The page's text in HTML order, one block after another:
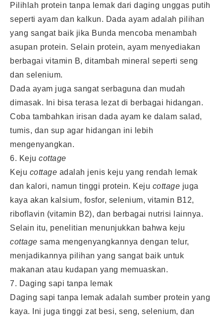
Pilihlah protein tanpa lemak dari daging unggas putih
seperti ayam dan kalkun. Dada ayam adalah pilihan
yang sangat baik jika Bunda mencoba menambah
asupan protein. Selain protein, ayam menyediakan
berbagai vitamin B, ditambah mineral seperti seng
dan selenium.
Dada ayam juga sangat serbaguna dan mudah
dimasak. Ini bisa terasa lezat di berbagai hidangan.
Coba tambahkan irisan dada ayam ke dalam salad,
tumis, dan sup agar hidangan ini lebih
mengenyangkan.
6. Keju cottage
Keju cottage adalah jenis keju yang rendah lemak
dan kalori, namun tinggi protein. Keju cottage juga
kaya akan kalsium, fosfor, selenium, vitamin B12,
riboflavin (vitamin B2), dan berbagai nutrisi lainnya.
Selain itu, penelitian menunjukkan bahwa keju
cottage sama mengenyangkannya dengan telur,
menjadikannya pilihan yang sangat baik untuk
makanan atau kudapan yang memuaskan.
7. Daging sapi tanpa lemak
Daging sapi tanpa lemak adalah sumber protein yang
kaya. Ini juga tinggi zat besi, seng, selenium, dan